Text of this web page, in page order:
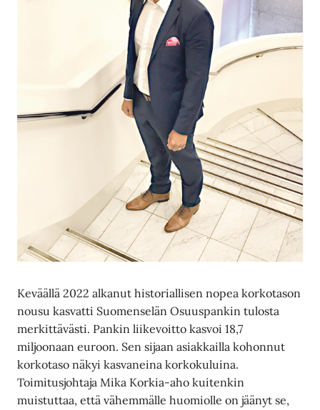
Keväällä 2022 alkanut historiallisen nopea korkotason
nousu kasvatti Suomenselän Osuuspankin tulosta
merkittävästi. Pankin liikevoitto kasvoi 18,7
miljoonaan euroon. Sen sijaan asiakkailla kohonnut
korkotaso näkyi kasvaneina korkokuluina.
Toimitusjohtaja Mika Korkia-aho kuitenkin
muistuttaa, että vähemmälle huomiolle on jäänyt se,